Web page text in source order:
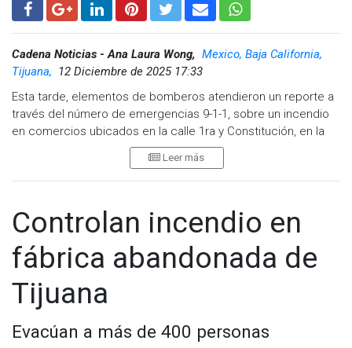
Cadena Noticias - Ana Laura Wong, Mexico, Baja California,
Tijuana,
12 Diciembre de 2025 17:33
Esta tarde, elementos de bomberos atendieron un reporte a
través del número de emergencias 9-1-1, sobre un incendio
en comercios ubicados en la calle 1ra y Constitución, en la
Al llegar las primeras unidades de bomberos, se confirmó el
su interior.
encuentra controlado y en el lugar trabajan 15 elementos del
que el incendio se extienda.
Agentes de la Policía Municipal también se encuentran en el
sitio, coordinando el establecimiento de un perímetro de
Leer más
Controlan incendio en
fábrica abandonada de
Tijuana
Evacúan a más de 400 personas